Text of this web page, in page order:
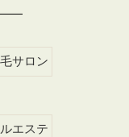
サロン
エステ